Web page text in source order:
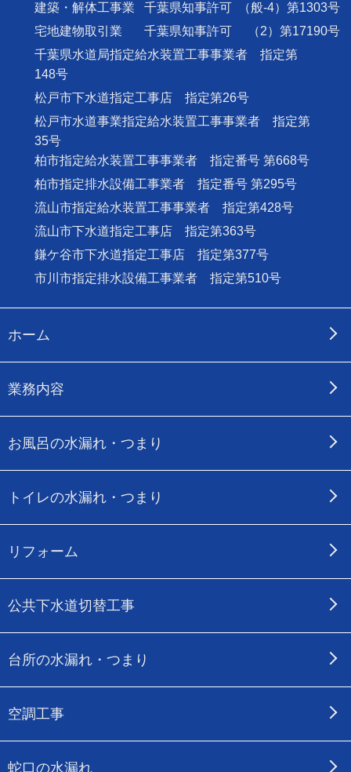
建築・解体工事業
千葉県知事許可
（般-4）第1303号
宅地建物取引業
千葉県知事許可
（2）第17190号
千葉県水道局指定給水装置工事事業者 指定第
148号
松戸市下水道指定工事店 指定第26号
松戸市水道事業指定給水装置工事事業者 指定第
35号
柏市指定給水装置工事事業者 指定番号 第668号
柏市指定排水設備工事業者 指定番号 第295号
流山市指定給水装置工事事業者 指定第428号
流山市下水道指定工事店 指定第363号
鎌ケ谷市下水道指定工事店 指定第377号
市川市指定排水設備工事業者 指定第510号
ホーム
業務内容
お風呂の水漏れ・つまり
トイレの水漏れ・つまり
リフォーム
公共下水道切替工事
台所の水漏れ・つまり
空調工事
蛇口の水漏れ